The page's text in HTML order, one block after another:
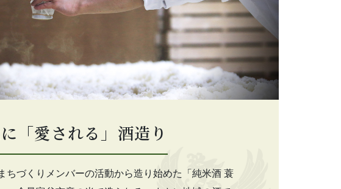
「愛される」酒造り
ちづくりメンバーの活動から造り始めた「純米酒 蓑